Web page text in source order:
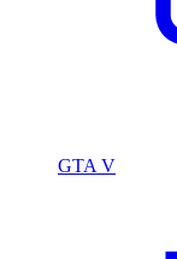
GTA V